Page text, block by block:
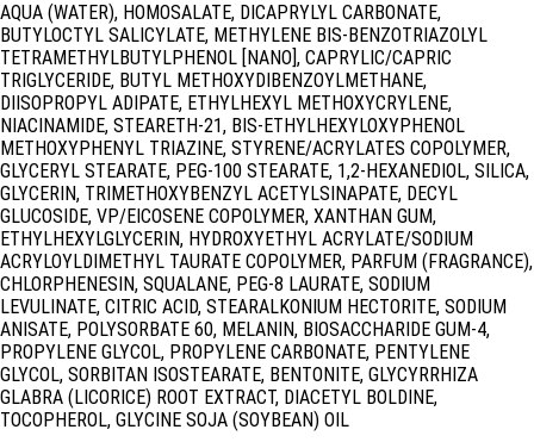
AQUA (WATER), HOMOSALATE, DICAPRYLYL CARBONATE,
BUTYLOCTYL SALICYLATE, METHYLENE BIS-BENZOTRIAZOLYL
TETRAMETHYLBUTYLPHENOL [NANO], CAPRYLIC/CAPRIC
TRIGLYCERIDE, BUTYL METHOXYDIBENZOYLMETHANE,
DIISOPROPYL ADIPATE, ETHYLHEXYL METHOXYCRYLENE,
NIACINAMIDE, STEARETH-21, BIS-ETHYLHEXYLOXYPHENOL
METHOXYPHENYL TRIAZINE, STYRENE/ACRYLATES COPOLYMER,
GLYCERYL STEARATE, PEG-100 STEARATE, 1,2-HEXANEDIOL, SILICA,
GLYCERIN, TRIMETHOXYBENZYL ACETYLSINAPATE, DECYL
GLUCOSIDE, VP/EICOSENE COPOLYMER, XANTHAN GUM,
ETHYLHEXYLGLYCERIN, HYDROXYETHYL ACRYLATE/SODIUM
ACRYLOYLDIMETHYL TAURATE COPOLYMER, PARFUM (FRAGRANCE),
CHLORPHENESIN, SQUALANE, PEG-8 LAURATE, SODIUM
LEVULINATE, CITRIC ACID, STEARALKONIUM HECTORITE, SODIUM
ANISATE, POLYSORBATE 60, MELANIN, BIOSACCHARIDE GUM-4,
PROPYLENE GLYCOL, PROPYLENE CARBONATE, PENTYLENE
GLYCOL, SORBITAN ISOSTEARATE, BENTONITE, GLYCYRRHIZA
GLABRA (LICORICE) ROOT EXTRACT, DIACETYL BOLDINE,
TOCOPHEROL, GLYCINE SOJA (SOYBEAN) OIL